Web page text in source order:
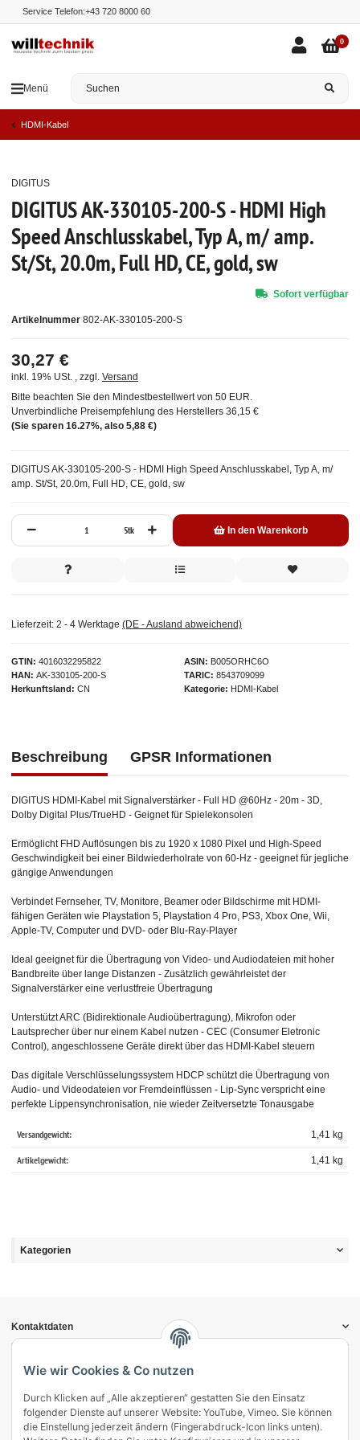
Wie wir Cookies & Co nutzen
Durch Klicken auf „Alle akzeptieren“ gestatten Sie den Einsatz
folgender Dienste auf unserer Website: YouTube, Vimeo. Sie können
die Einstellung jederzeit ändern (Fingerabdruck-Icon links unten).
Service Telefon:+43 720 8000 60
Menü
0
HDMI-Kabel
DIGITUS AK-330105-200-S - HDMI High
Speed Anschlusskabel, Typ A, m/ amp.
St/St, 20.0m, Full HD, CE, gold, sw
Artikelnummer 802-AK-330105-200-S
GTIN 4016032295822
HAN AK-330105-200-S
Herkunftsland
CN
ASIN
B005ORHC6O
TARIC
8543709099
Kategorie
HDMI-Kabel
DIGITUS
DIGITUS AK-330105-200-S - HDMI High Speed Anschlusskabel, Typ A, m/
amp. St/St, 20.0m, Full HD, CE, gold, sw
30,27 €
inkl. 19% USt. , zzgl. Versand
Bitte beachten Sie den Mindestbestellwert von 50 EUR.
Unverbindliche Preisempfehlung des Herstellers 36,15 €
(Sie sparen 16.27%, also 5,88 €)
Stk In den Warenkorb
Sofort verfügbar
Lieferzeit: 2 - 4 Werktage (DE - Ausland abweichend)
Beschreibung GPSR Informationen
DIGITUS HDMI-Kabel mit Signalverstärker - Full HD @60Hz - 20m - 3D,
Dolby Digital Plus/TrueHD - Geignet für Spielekonsolen
Ermöglicht FHD Auflösungen bis zu 1920 x 1080 Pixel und High-Speed
Geschwindigkeit bei einer Bildwiederholrate von 60-Hz - geeignet für jegliche
gängige Anwendungen
Verbindet Fernseher, TV, Monitore, Beamer oder Bildschirme mit HDMI-
fähigen Geräten wie Playstation 5, Playstation 4 Pro, PS3, Xbox One, Wii,
Apple-TV, Computer und DVD- oder Blu-Ray-Player
Ideal geeignet für die Übertragung von Video- und Audiodateien mit hoher
Bandbreite über lange Distanzen - Zusätzlich gewährleistet der
Signalverstärker eine verlustfreie Übertragung
Unterstützt ARC (Bidirektionale Audioübertragung), Mikrofon oder
Lautsprecher über nur einem Kabel nutzen - CEC (Consumer Eletronic
Control), angeschlossene Geräte direkt über das HDMI-Kabel steuern
Das digitale Verschlüsselungssystem HDCP schützt die Übertragung von
Audio- und Videodateien vor Fremdeinflüssen - Lip-Sync verspricht eine
perfekte Lippensynchronisation, nie wieder Zeitversetzte Tonausgabe
Versandgewicht: 1,41 kg
Artikelgewicht: 1,41 kg
Kategorien
Kontaktdaten
Informationen
Gesetzliche Informationen
Vertrag widerrufen
Zahlung & Versand